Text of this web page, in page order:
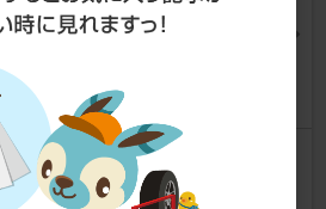
ルークス [B44A/B45A/B47A/B48A]
全国版図柄入りナンバープレー
ト交換